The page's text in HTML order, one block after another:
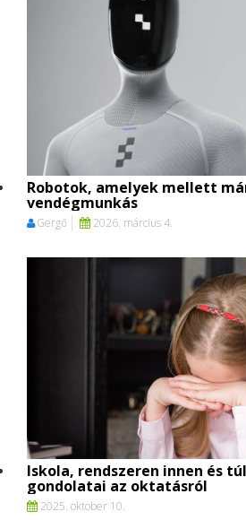
Robotok, amelyek mellett
vendégmunkás
Gergő 2026. március 4.
Iskola, rendszeren innen és
gondolatai az oktatásról
2025. oktober 10.